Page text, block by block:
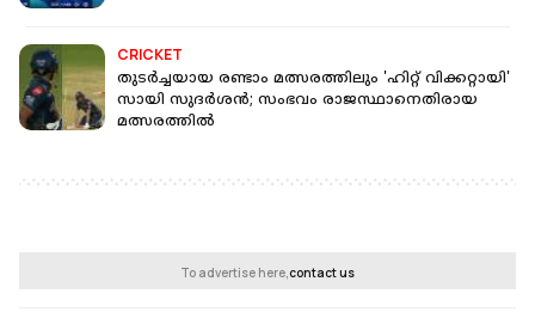
CRICKET
തുടര്‍ച്ചയായ രണ്ടാം മത്സരത്തിലും 'ഹിറ്റ് വിക്കറ്റായി'
സായി സുദർശൻ; സംഭവം രാജസ്ഥാനെതിരായ
മത്സരത്തിൽ
To advertise here,contact us